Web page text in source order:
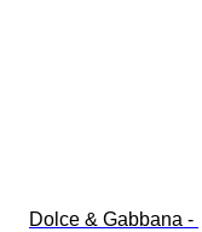
Dolce & Gabbana -